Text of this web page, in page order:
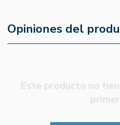
Opiniones del
Este producto no